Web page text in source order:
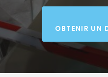
OBTENIR UN